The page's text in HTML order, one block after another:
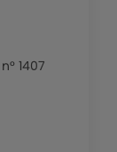
1407